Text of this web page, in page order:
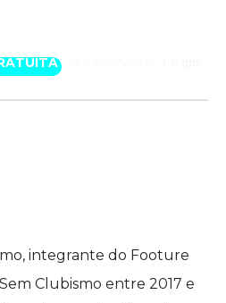
integrante do Footure
Clubismo entre 2017 e